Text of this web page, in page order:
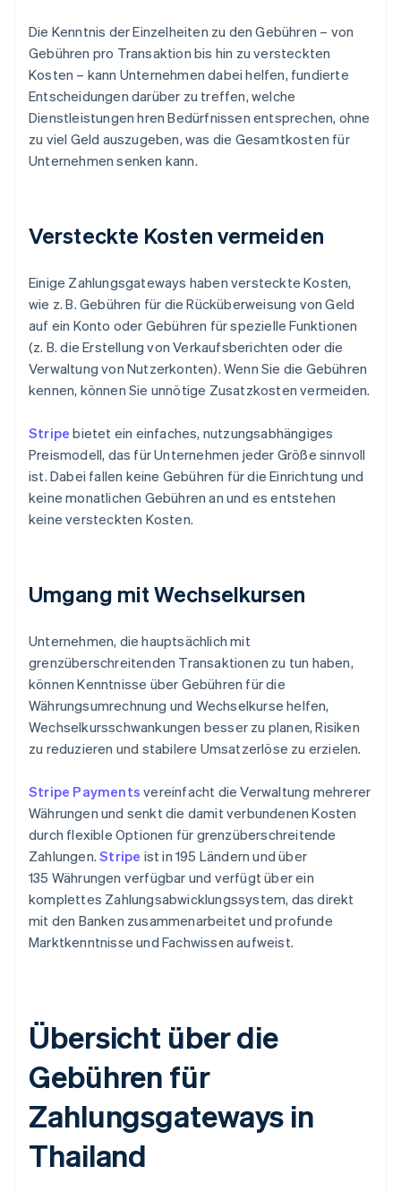
Die Kenntnis der Einzelheiten zu den Gebühren – von
Gebühren pro Transaktion bis hin zu versteckten
Kosten – kann Unternehmen dabei helfen, fundierte
Entscheidungen darüber zu treffen, welche
Dienstleistungen hren Bedürfnissen entsprechen, ohne
zu viel Geld auszugeben, was die Gesamtkosten für
Unternehmen senken kann.
Versteckte Kosten vermeiden
Einige Zahlungsgateways haben versteckte Kosten,
wie z. B. Gebühren für die Rücküberweisung von Geld
auf ein Konto oder Gebühren für spezielle Funktionen
(z. B. die Erstellung von Verkaufsberichten oder die
Verwaltung von Nutzerkonten). Wenn Sie die Gebühren
kennen, können Sie unnötige Zusatzkosten vermeiden.
Stripe bietet ein einfaches, nutzungsabhängiges
Preismodell, das für Unternehmen jeder Größe sinnvoll
ist. Dabei fallen keine Gebühren für die Einrichtung und
keine monatlichen Gebühren an und es entstehen
keine versteckten Kosten.
Umgang mit Wechselkursen
Unternehmen, die hauptsächlich mit
grenzüberschreitenden Transaktionen zu tun haben,
können Kenntnisse über Gebühren für die
Währungsumrechnung und Wechselkurse helfen,
Wechselkursschwankungen besser zu planen, Risiken
zu reduzieren und stabilere Umsatzerlöse zu erzielen.
Stripe Payments vereinfacht die Verwaltung mehrerer
Währungen und senkt die damit verbundenen Kosten
durch flexible Optionen für grenzüberschreitende
Zahlungen.Stripe ist in 195 Ländern und über
135 Währungen verfügbar und verfügt über ein
komplettes Zahlungsabwicklungssystem, das direkt
mit den Banken zusammenarbeitet und profunde
Marktkenntnisse und Fachwissen aufweist.
Übersicht über die
Gebühren für
Zahlungsgateways in
Thailand